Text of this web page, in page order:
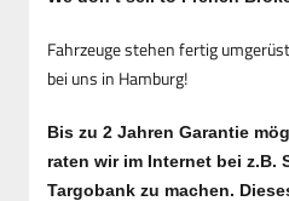
Fahrzeuge stehen fertig
bei uns in Hamburg!
Bis zu 2 Jahren Garantie
raten wir im Internet bei z.B.
Targobank zu machen.